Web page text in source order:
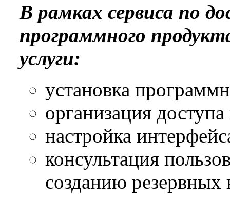
В рамках сервиса по
программного
услуги:
установка
организация
настройка
консультация
созданию резервных